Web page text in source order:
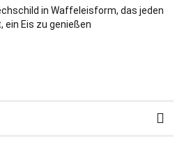
in Waffeleisform, das jeden
ein Eis zu genießen